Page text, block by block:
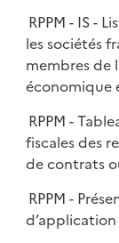
RPPM - IS -
les sociétés
membres de
économique
RPPM -
fiscales des
de contrats
RPPM -